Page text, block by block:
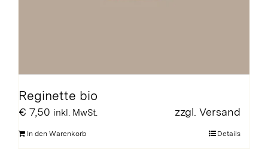
Reginette bio
€ 7,50 inkl. MwSt. zzgl. Versand
In den Warenkorb Details